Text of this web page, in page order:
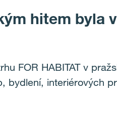
hitem byla
FOR HABITAT v
bydlení, interiérových